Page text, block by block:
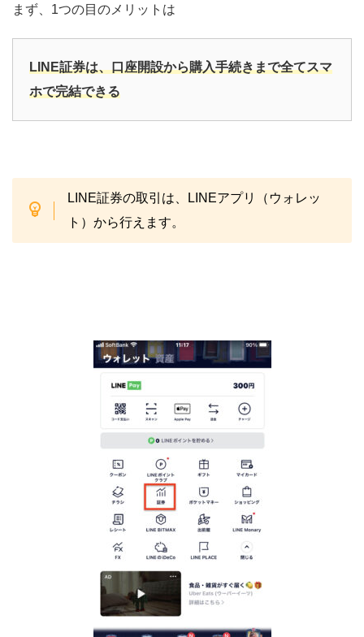
まず、1つの目のメリットは
LINE証券は、口座開設から購入手続きまで全てスマ
ホで完結できる
LINE証券の取引は、LINEアプリ（ウォレッ
ト）から行えます。